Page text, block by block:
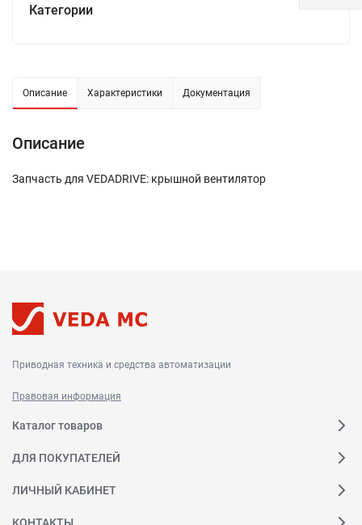
Категории
Описание Характеристики Документация
Описание
Запчасть для VEDADRIVE: крышной вентилятор
Приводная техника и средства автоматизации
Правовая информация
Каталог товаров
ДЛЯ ПОКУПАТЕЛЕЙ
ЛИЧНЫЙ КАБИНЕТ
КОНТАКТЫ